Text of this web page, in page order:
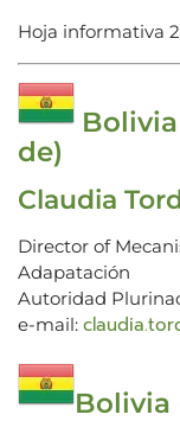
Hoja informativa
de)
Claudia
Director of
Adapatación
Autoridad
e-mail:
Bolivia